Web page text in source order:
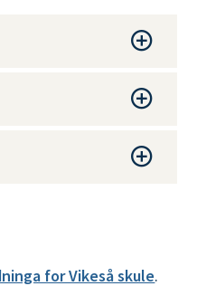
for Vikeså skule.